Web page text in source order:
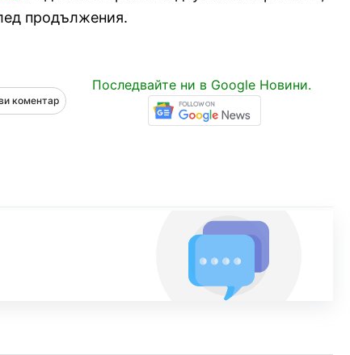
продължения.
коментар
Последвайте ни в Google Новини.